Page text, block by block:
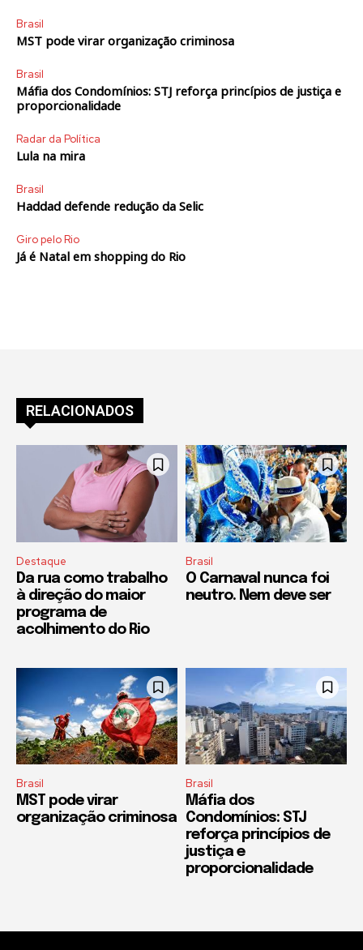
Brasil
MST pode virar organização criminosa
Brasil
Máfia dos Condomínios: STJ reforça princípios de justiça e
proporcionalidade
Radar da Política
Lula na mira
Brasil
Haddad defende redução da Selic
Giro pelo Rio
Já é Natal em shopping do Rio
RELACIONADOS
Destaque
Da rua como trabalho
à direção do maior
programa de
acolhimento do Rio
Brasil
O Carnaval nunca foi
neutro. Nem deve ser
Brasil
MST pode virar
organização criminosa
Brasil
Máfia dos
Condomínios: STJ
reforça princípios de
justiça e
proporcionalidade